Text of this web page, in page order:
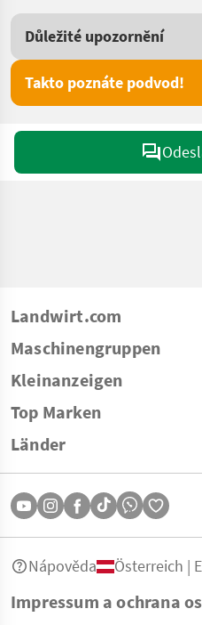
Důležité upozornění
Takto poznáte podvod!
Landwirt.com
Maschinengruppen
Kleinanzeigen
Top Marken
Länder
Impressum a ochrana
Nápověda Österreich |